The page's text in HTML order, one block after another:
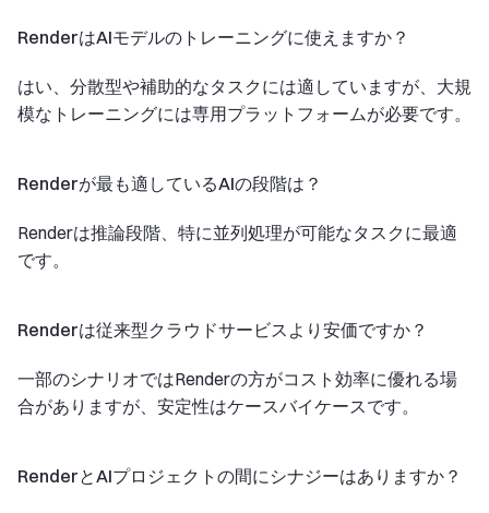
RenderはAIモデルのトレーニングに使えますか？
はい、分散型や補助的なタスクには適していますが、大規
模なトレーニングには専用プラットフォームが必要です。
Renderが最も適しているAIの段階は？
Renderは推論段階、特に並列処理が可能なタスクに最適
です。
Renderは従来型クラウドサービスより安価ですか？
一部のシナリオではRenderの方がコスト効率に優れる場
合がありますが、安定性はケースバイケースです。
RenderとAIプロジェクトの間にシナジーはありますか？